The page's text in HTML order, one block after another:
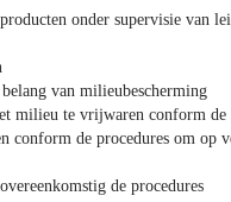
onder supervisie van
van milieubescherming
milieu te vrijwaren conform de
conform de procedures om op
de procedures